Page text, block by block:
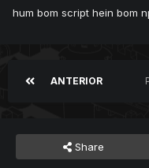
hum bom script hein bom
ANTERIOR
Share